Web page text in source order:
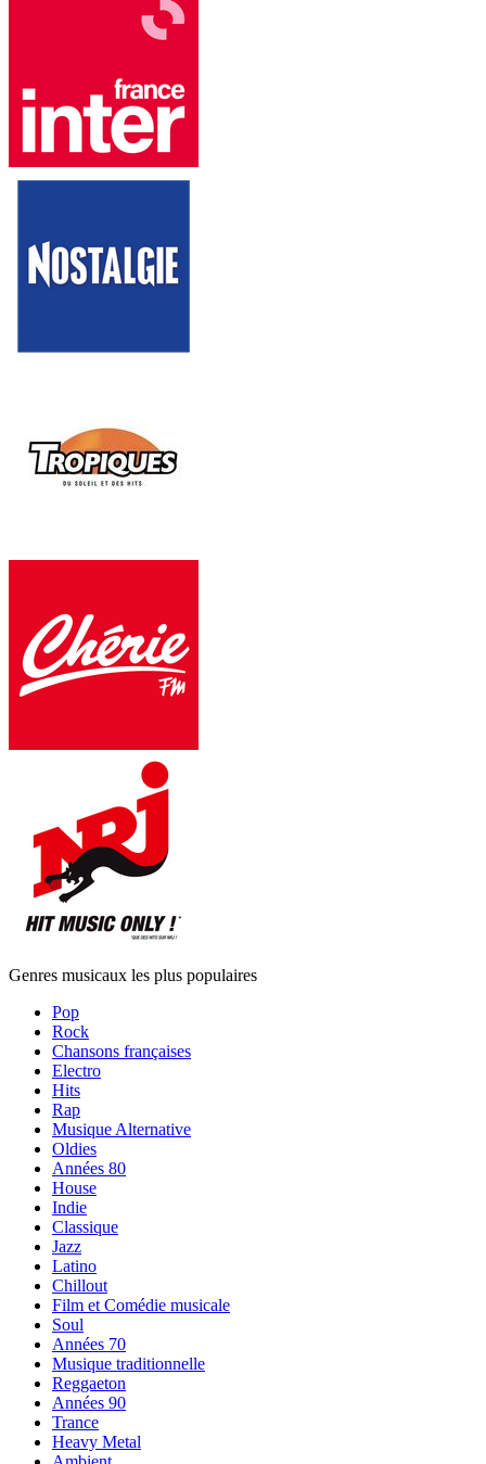
Genres musicaux les plus populaires
Pop
Rock
Chansons françaises
Electro
Hits
Rap
Musique Alternative
Oldies
Années 80
House
Indie
Classique
Jazz
Latino
Chillout
Film et Comédie musicale
Soul
Années 70
Musique traditionnelle
Reggaeton
Années 90
Trance
Heavy Metal